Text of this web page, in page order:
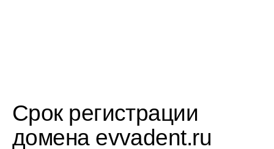
Срок регистрации
домена evvadent.ru